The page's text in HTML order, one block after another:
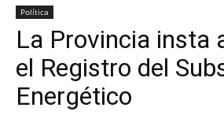
Política
La Provincia insta
el Registro del
Energético